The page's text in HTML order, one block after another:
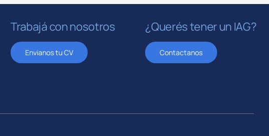
Trabajá con nosotros
Envianos tu CV
¿Querés tener un IAG?
Contactanos